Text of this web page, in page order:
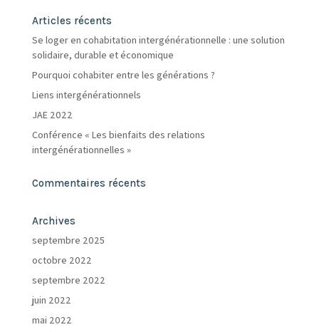
Articles récents
Se loger en cohabitation intergénérationnelle : une solution
solidaire, durable et économique
Pourquoi cohabiter entre les générations ?
Liens intergénérationnels
JAE 2022
Conférence « Les bienfaits des relations
intergénérationnelles »
Commentaires récents
Archives
septembre 2025
octobre 2022
septembre 2022
juin 2022
mai 2022